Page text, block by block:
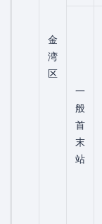
金
湾
区
一
般
首
末
站